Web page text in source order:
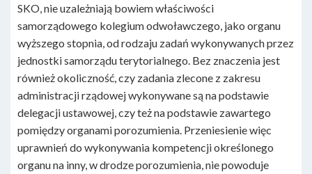
SKO, nie uzależniają bowiem właściwości
samorządowego kolegium odwoławczego, jako organu
wyższego stopnia, od rodzaju zadań wykonywanych przez
jednostki samorządu terytorialnego. Bez znaczenia jest
również okoliczność, czy zadania zlecone z zakresu
administracji rządowej wykonywane są na podstawie
delegacji ustawowej, czy też na podstawie zawartego
pomiędzy organami porozumienia. Przeniesienie więc
uprawnień do wykonywania kompetencji określonego
organu na inny, w drodze porozumienia, nie powoduje